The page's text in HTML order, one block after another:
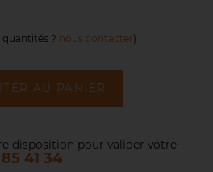
? nous contacter)
AU PANIER
disposition pour valider votre
41 34